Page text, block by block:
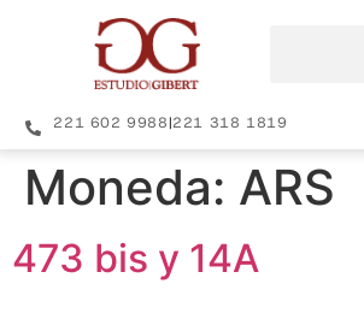
221 602 9988|221 318 1819
Moneda: ARS
473 bis y 14A